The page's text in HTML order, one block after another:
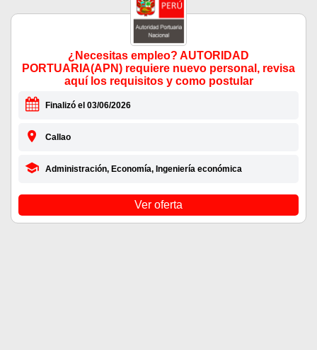
¿Necesitas empleo? AUTORIDAD
PORTUARIA(APN) requiere nuevo personal, revisa
aquí los requisitos y como postular
Finalizó el 03/06/2026
Callao
Administración, Economía, Ingeniería económica
Ver oferta